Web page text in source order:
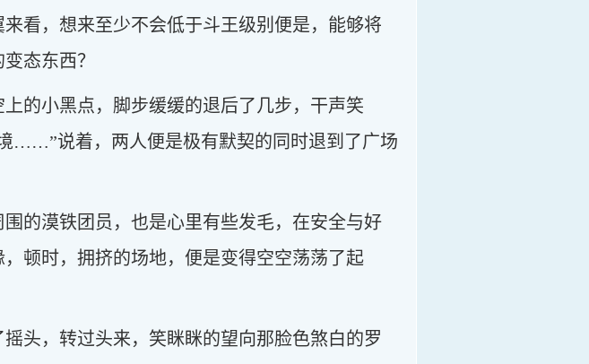
看，想来至少不会低于斗王级别便是，能够将
态东西？
的小黑点，脚步缓缓的退后了几步，干声笑
……”说着，两人便是极有默契的同时退到了广场
的漠铁团员，也是心里有些发毛，在安全与好
顿时，拥挤的场地，便是变得空空荡荡了起
头，转过头来，笑眯眯的望向那脸色煞白的罗